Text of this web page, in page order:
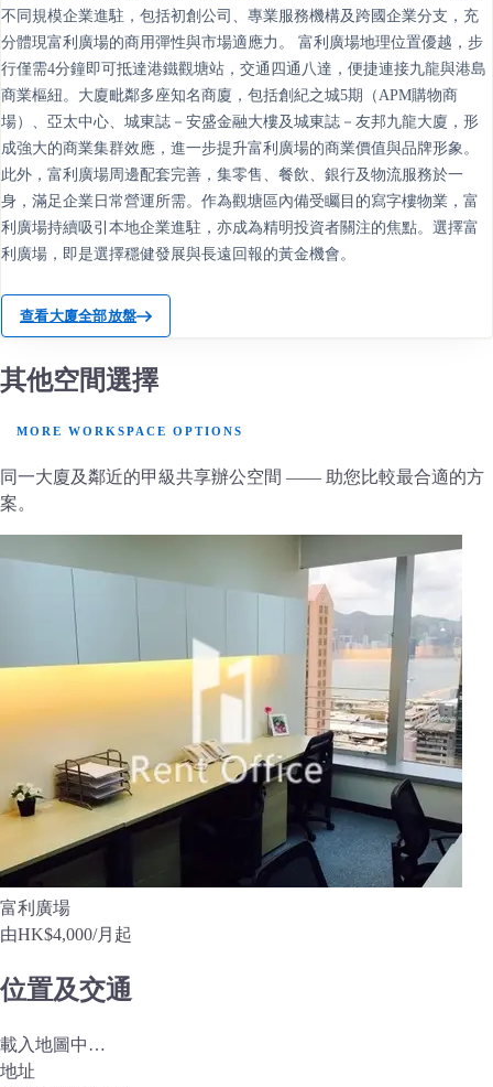
不同規模企業進駐，包括初創公司、專業服務機構及跨國企業分支，充
分體現富利廣場的商用彈性與市場適應力。 富利廣場地理位置優越，步
行僅需4分鐘即可抵達港鐵觀塘站，交通四通八達，便捷連接九龍與港島
商業樞紐。大廈毗鄰多座知名商廈，包括創紀之城5期（APM購物商
場）、亞太中心、城東誌－安盛金融大樓及城東誌－友邦九龍大廈，形
成強大的商業集群效應，進一步提升富利廣場的商業價值與品牌形象。
此外，富利廣場周邊配套完善，集零售、餐飲、銀行及物流服務於一
身，滿足企業日常營運所需。作為觀塘區內備受矚目的寫字樓物業，富
利廣場持續吸引本地企業進駐，亦成為精明投資者關注的焦點。選擇富
利廣場，即是選擇穩健發展與長遠回報的黃金機會。
查看大廈全部放盤
其他空間選擇
MORE WORKSPACE OPTIONS
同一大廈及鄰近的甲級共享辦公空間 —— 助您比較最合適的方
案。
富利廣場
由HK$4,000/月起
位置及交通
載入地圖中…
地址